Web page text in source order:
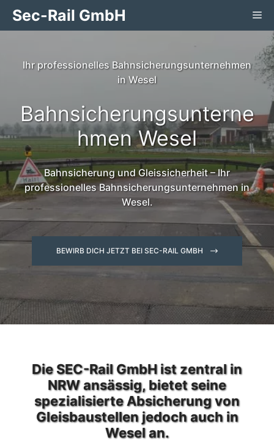
Zum
InhaltSec-Rail GmbH
Ihr professionelles Bahnsicherungsunternehmen
in Wesel
Bahnsicherungsunterne
hmen Wesel
Bahnsicherung und Gleissicherheit – Ihr
professionelles Bahnsicherungsunternehmen in
Wesel.
BEWIRB DICH JETZT BEI SEC-RAIL GMBH
Die SEC-Rail GmbH ist zentral in
NRW ansässig, bietet seine
spezialisierte Absicherung von
Gleisbaustellen jedoch auch in
Wesel an.